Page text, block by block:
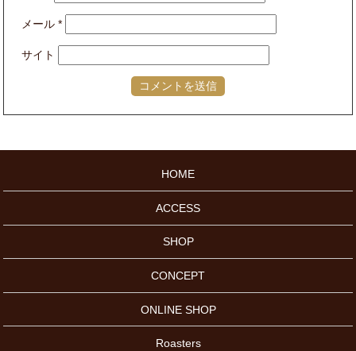
メール*
サイト
HOME
ACCESS
SHOP
CONCEPT
ONLINE SHOP
Roasters